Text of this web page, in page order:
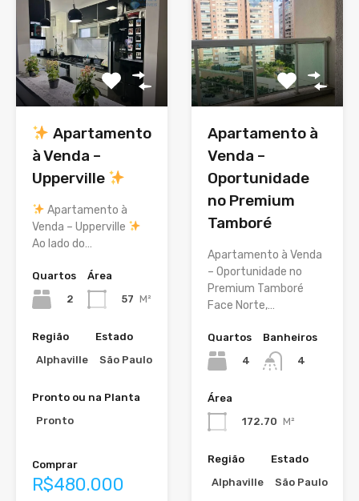
Apartamento
à Venda –
Upperville
Apartamento à
Venda – Upperville
Ao lado do…
Quartos
2
Área
57 M²
Região
Alphaville
Estado
São Paulo
Pronto ou na Planta
Pronto
Comprar
R$480.000
Apartamento à
Venda –
Oportunidade
no Premium
Tamboré
Apartamento à Venda
– Oportunidade no
Premium Tamboré
Face Norte,…
Quartos
4
Banheiros
4
Área
172.70 M²
Região
Alphaville
Estado
São Paulo